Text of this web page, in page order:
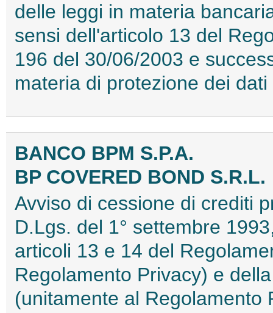
delle leggi in materia
sensi dell'articolo 13 del
196 del 30/06/2003 e
materia di protezione dei
BANCO BPM S.P.A.
BP COVERED BOND S.R.L.
Avviso di cessione di crediti
D.Lgs. del 1° settembre
articoli 13 e 14 del
Regolamento Privacy) e
(unitamente al Regolamento